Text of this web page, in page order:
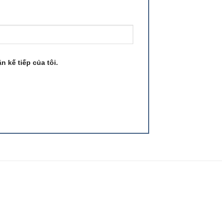
kế tiếp của tôi.